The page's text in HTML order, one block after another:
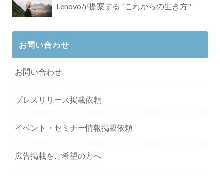
Lenovoが提案する ”これからの生き方"
お問い合わせ
お問い合わせ
プレスリリース掲載依頼
イベント・セミナー情報掲載依頼
広告掲載をご希望の方へ